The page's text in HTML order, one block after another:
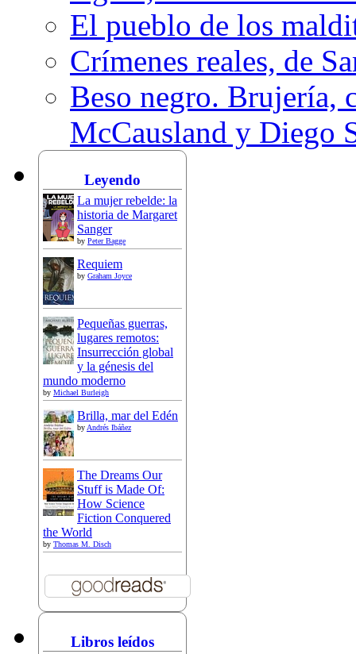
El pueblo de los
Crímenes reales, de
Beso negro. Brujería,
McCausland y Diego
Leyendo
La mujer rebelde: la
historia de Margaret
Sanger
by Peter Bagge
Requiem
by Graham Joyce
Pequeñas guerras,
lugares remotos:
Insurrección global
y la génesis del
mundo moderno
by Michael Burleigh
Brilla, mar del Edén
by Andrés Ibáñez
The Dreams Our
Stuff is Made Of:
How Science
Fiction Conquered
the World
by Thomas M. Disch
Libros leídos